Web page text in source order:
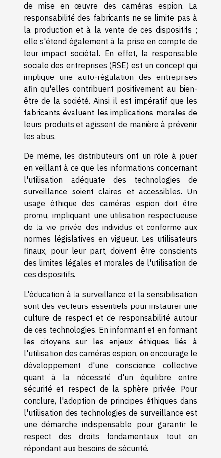
de mise en œuvre des caméras espion. La
responsabilité des fabricants ne se limite pas à
la production et à la vente de ces dispositifs ;
elle s'étend également à la prise en compte de
leur impact sociétal. En effet, la responsable
sociale des entreprises (RSE) est un concept qui
implique une auto-régulation des entreprises
afin qu'elles contribuent positivement au bien-
être de la société. Ainsi, il est impératif que les
fabricants évaluent les implications morales de
leurs produits et agissent de manière à prévenir
les abus.
De même, les distributeurs ont un rôle à jouer
en veillant à ce que les informations concernant
l'utilisation adéquate des technologies de
surveillance soient claires et accessibles. Un
usage éthique des caméras espion doit être
promu, impliquant une utilisation respectueuse
de la vie privée des individus et conforme aux
normes législatives en vigueur. Les utilisateurs
finaux, pour leur part, doivent être conscients
des limites légales et morales de l'utilisation de
ces dispositifs.
L'éducation à la surveillance et la sensibilisation
sont des vecteurs essentiels pour instaurer une
culture de respect et de responsabilité autour
de ces technologies. En informant et en formant
les citoyens sur les enjeux éthiques liés à
l'utilisation des caméras espion, on encourage le
développement d'une conscience collective
quant à la nécessité d'un équilibre entre
sécurité et respect de la sphère privée. Pour
conclure, l'adoption de principes éthiques dans
l'utilisation des technologies de surveillance est
une démarche indispensable pour garantir le
respect des droits fondamentaux tout en
répondant aux besoins de sécurité.